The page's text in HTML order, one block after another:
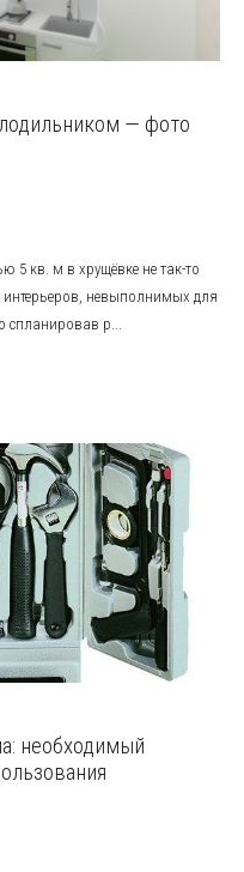
— фото
5 кв. м в хрущёвке не так-то
интерьеров, невыполнимых для
спланировав р...
необходимый